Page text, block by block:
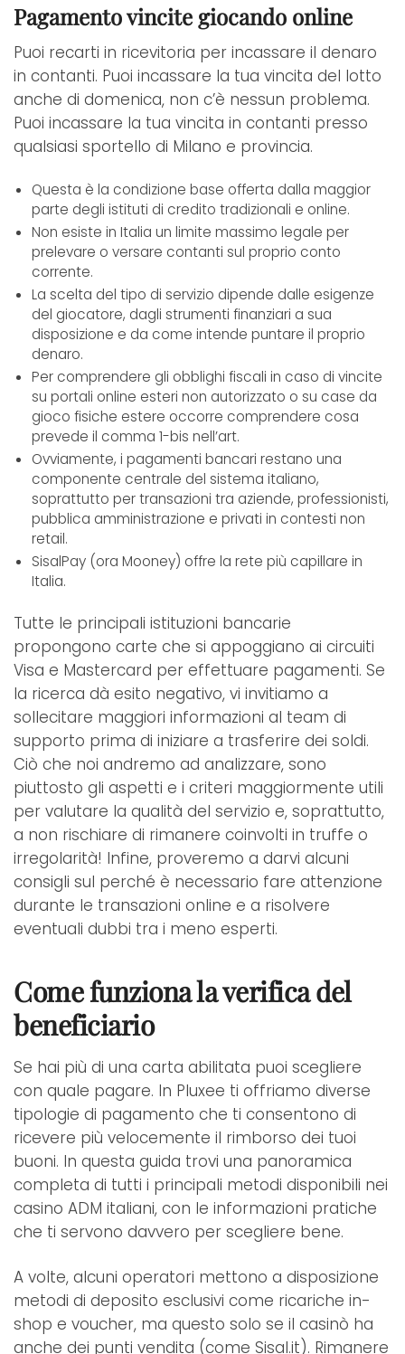
Pagamento vincite giocando online
Puoi recarti in ricevitoria per incassare il denaro
in contanti. Puoi incassare la tua vincita del lotto
anche di domenica, non c’è nessun problema.
Puoi incassare la tua vincita in contanti presso
qualsiasi sportello di Milano e provincia.
Questa è la condizione base offerta dalla maggior
parte degli istituti di credito tradizionali e online.
Non esiste in Italia un limite massimo legale per
prelevare o versare contanti sul proprio conto
corrente.
La scelta del tipo di servizio dipende dalle esigenze
del giocatore, dagli strumenti finanziari a sua
disposizione e da come intende puntare il proprio
denaro.
Per comprendere gli obblighi fiscali in caso di vincite
su portali online esteri non autorizzato o su case da
gioco fisiche estere occorre comprendere cosa
prevede il comma 1-bis nell’art.
Ovviamente, i pagamenti bancari restano una
componente centrale del sistema italiano,
soprattutto per transazioni tra aziende, professionisti,
pubblica amministrazione e privati in contesti non
retail.
SisalPay (ora Mooney) offre la rete più capillare in
Italia.
Tutte le principali istituzioni bancarie
propongono carte che si appoggiano ai circuiti
Visa e Mastercard per effettuare pagamenti. Se
la ricerca dà esito negativo, vi invitiamo a
sollecitare maggiori informazioni al team di
supporto prima di iniziare a trasferire dei soldi.
Ciò che noi andremo ad analizzare, sono
piuttosto gli aspetti e i criteri maggiormente utili
per valutare la qualità del servizio e, soprattutto,
a non rischiare di rimanere coinvolti in truffe o
irregolarità! Infine, proveremo a darvi alcuni
consigli sul perché è necessario fare attenzione
durante le transazioni online e a risolvere
eventuali dubbi tra i meno esperti.
Come funziona la verifica del
beneficiario
Se hai più di una carta abilitata puoi scegliere
con quale pagare. In Pluxee ti offriamo diverse
tipologie di pagamento che ti consentono di
ricevere più velocemente il rimborso dei tuoi
buoni. In questa guida trovi una panoramica
completa di tutti i principali metodi disponibili nei
casino ADM italiani, con le informazioni pratiche
che ti servono davvero per scegliere bene.
A volte, alcuni operatori mettono a disposizione
metodi di deposito esclusivi come ricariche in-
shop e voucher, ma questo solo se il casinò ha
anche dei punti vendita (come Sisal.it). Rimanere